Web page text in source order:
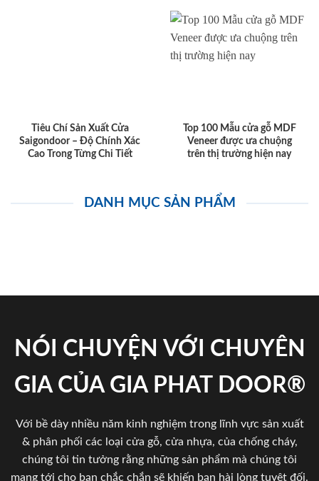
Tiêu Chí Sản Xuất Cửa
Saigondoor – Độ Chính Xác
Cao Trong Từng Chi Tiết
Top 100 Mẫu cửa gỗ MDF
Veneer được ưa chuộng
trên thị trường hiện nay
DANH MỤC SẢN PHẨM
NÓI CHUYỆN VỚI CHUYÊN
GIA CỦA GIA PHAT DOOR®
Với bề dày nhiều năm kinh nghiệm trong lĩnh vực sản xuất
& phân phối các loại cửa gỗ, cửa nhựa, của chống cháy,
chúng tôi tin tưởng rằng những sản phẩm mà chúng tôi
mang tới cho bạn chắc chắn sẽ khiến bạn hài lòng tuyệt đối.